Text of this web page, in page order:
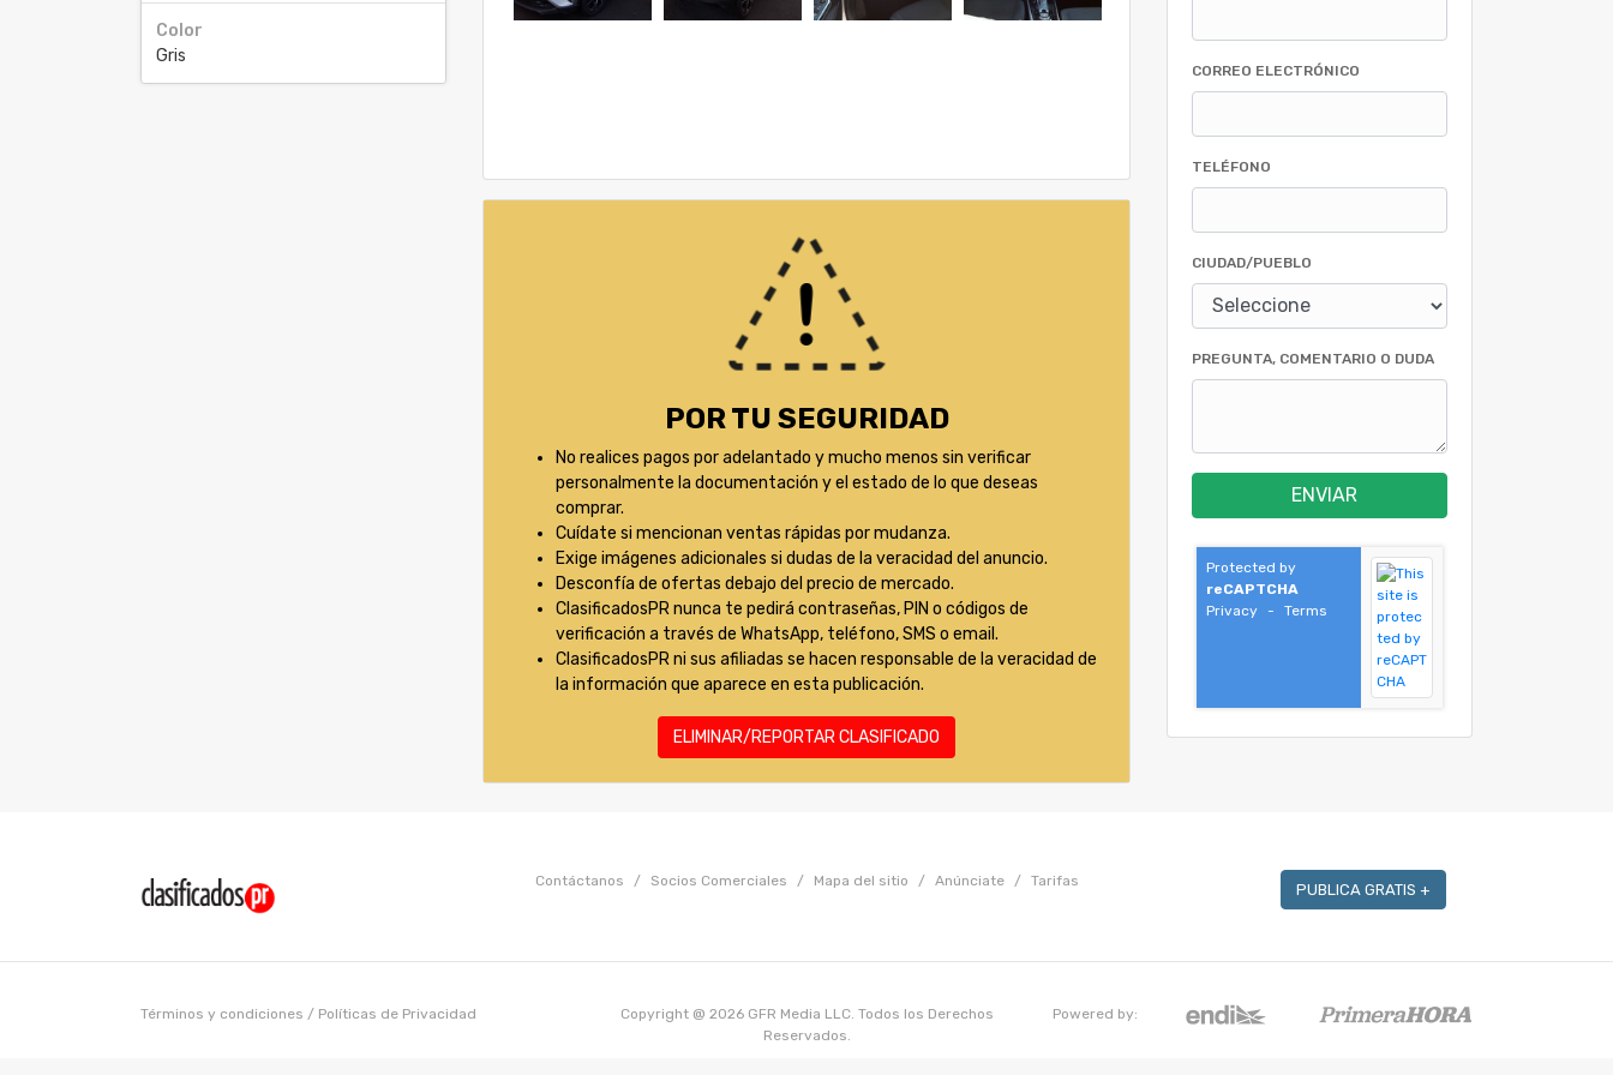
Color
Gris
POR TU SEGURIDAD
No realices pagos por adelantado y mucho menos sin verificar
personalmente la documentación y el estado de lo que deseas
comprar.
Cuídate si mencionan ventas rápidas por mudanza.
Exige imágenes adicionales si dudas de la veracidad del anuncio.
Desconfía de ofertas debajo del precio de mercado.
ClasificadosPR nunca te pedirá contraseñas, PIN o códigos de
verificación a través de WhatsApp, teléfono, SMS o email.
ClasificadosPR ni sus afiliadas se hacen responsable de la veracidad de
la información que aparece en esta publicación.
ELIMINAR/REPORTAR CLASIFICADO
CORREO ELECTRÓNICO
TELÉFONO
CIUDAD/PUEBLO
PREGUNTA, COMENTARIO O DUDA
ENVIAR
Protected by
reCAPTCHA
Privacy
- Terms
Contáctanos / Socios Comerciales / Mapa del sitio / Anúnciate / Tarifas PUBLICA GRATIS +
Términos y condiciones / Políticas de Privacidad
Copyright @ 2026 GFR Media LLC. Todos los Derechos
Reservados.
Powered by: